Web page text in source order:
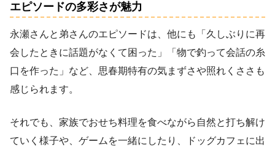
エピソードの多彩さが魅力
永瀬さんと弟さんのエピソードは、他にも「久しぶりに再
会したときに話題がなくて困った」「物で釣って会話の糸
口を作った」など、思春期特有の気まずさや照れくささも
感じられます。
それでも、家族でおせち料理を食べながら自然と打ち解け
ていく様子や、ゲームを一緒にしたり、ドッグカフェに出